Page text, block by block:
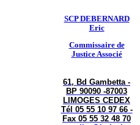
SCP DEBERNARD
Eric
Commissaire de
Justice Associé
61, Bd Gambetta -
BP 90090 -87003
LIMOGES CEDEX
Tél 05 55 10 97 66 -
Fax 05 55 32 48 70